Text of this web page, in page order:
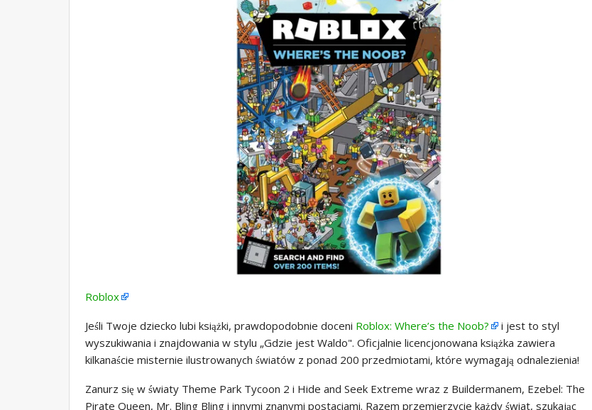
Roblox
Jeśli Twoje dziecko lubi książki, prawdopodobnie doceni Roblox: Where’s the Noob?
i jest to styl
wyszukiwania i znajdowania w stylu „Gdzie jest Waldo". Oficjalnie licencjonowana książka zawiera
kilkanaście misternie ilustrowanych światów z ponad 200 przedmiotami, które wymagają odnalezienia!
Zanurz się w światy Theme Park Tycoon 2 i Hide and Seek Extreme wraz z Buildermanem, Ezebel: The
Pirate Queen, Mr. Bling Bling i innymi znanymi postaciami. Razem przemierzycie każdy świat, szukając